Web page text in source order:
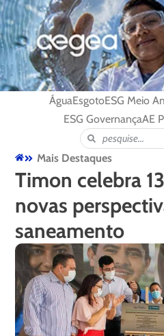
ÁguaEsgotoESG Meio
ESG GovernançaAE
Mais Destaques
Timon celebra
novas
saneamento